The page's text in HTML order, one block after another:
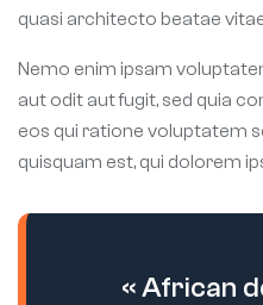
quasi architecto beatae
Nemo enim ipsam
aut odit aut fugit, sed quia
eos qui ratione voluptatem
quisquam est, qui dolorem
« African